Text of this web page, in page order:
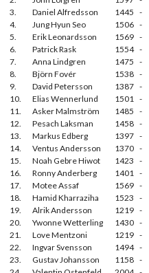
3.
Daniel Alfredsson 1445 -
4.
Jung Hyun Seo 1506 -
5.
Erik Leonardsson 1569 -
6.
Patrick Rask 1554 -
7.
Anna Lindgren 1475 -
8.
Björn Fovér 1538 -
9.
David Petersson 1387 -
10.
Elias Wennerlund 1501 -
11.
Asker Malmström 1485 -
12.
Pesach Laksman 1458 -
13.
Markus Edberg 1397 -
14.
Ventus Andersson 1370 -
15.
Noah Gebre Hiwot 1423 -
16.
Ronny Anderberg 1401 -
17.
Motee Assaf 1569 -
18.
Hamid Kharraziha 1523 -
19.
Alrik Andersson 1219 -
20.
Ywonne Wetterling 1430 -
21.
Love Mentzoni 1219 -
22.
Ingvar Svensson 1494 -
23.
Gustav Johansson 1158 -